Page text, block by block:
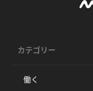
カテゴリー
働く